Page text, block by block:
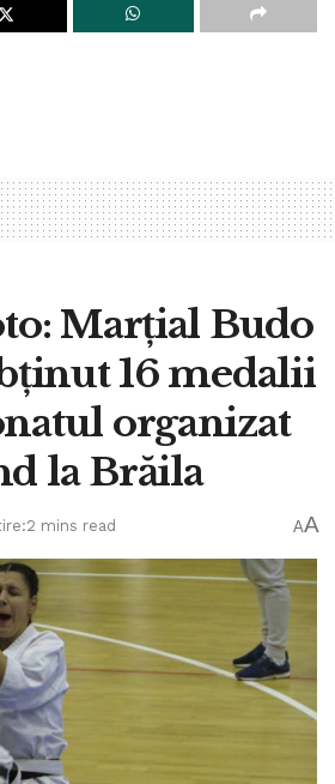
Marțial Budo
16 medalii
organizat
la Brăila
mins read AA